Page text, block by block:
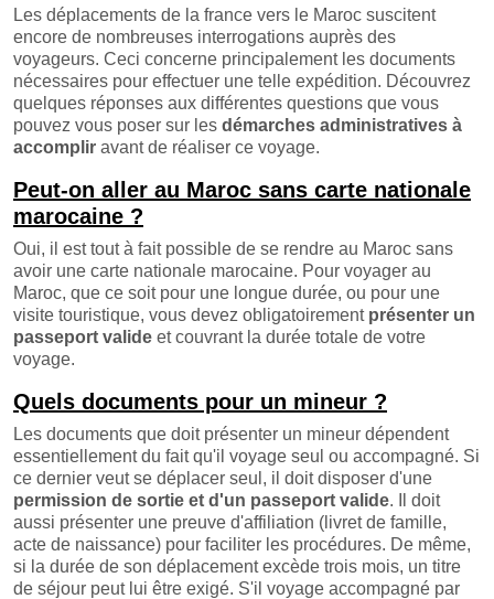
Les déplacements de la france vers le Maroc suscitent
encore de nombreuses interrogations auprès des
voyageurs. Ceci concerne principalement les documents
nécessaires pour effectuer une telle expédition. Découvrez
quelques réponses aux différentes questions que vous
pouvez vous poser sur les démarches administratives à
accomplir avant de réaliser ce voyage.
Peut-on aller au Maroc sans carte nationale
marocaine ?
Oui, il est tout à fait possible de se rendre au Maroc sans
avoir une carte nationale marocaine. Pour voyager au
Maroc, que ce soit pour une longue durée, ou pour une
visite touristique, vous devez obligatoirement présenter un
passeport valide et couvrant la durée totale de votre
voyage.
Quels documents pour un mineur ?
Les documents que doit présenter un mineur dépendent
essentiellement du fait qu'il voyage seul ou accompagné. Si
ce dernier veut se déplacer seul, il doit disposer d'une
permission de sortie et d'un passeport valide. Il doit
aussi présenter une preuve d'affiliation (livret de famille,
acte de naissance) pour faciliter les procédures. De même,
si la durée de son déplacement excède trois mois, un titre
de séjour peut lui être exigé. S'il voyage accompagné par